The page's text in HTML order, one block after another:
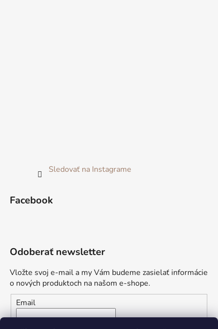
Sledovať na Instagrame
Facebook
Odoberať newsletter
Vložte svoj e-mail a my Vám budeme zasielať informácie
o nových produktoch na našom e-shope.
Email